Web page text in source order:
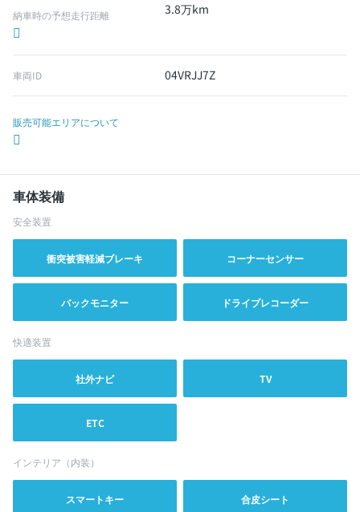
納車時の予想走行距離 3.8万km
車両ID 04VRJJ7Z
販売可能エリアについて
車体装備
安全装置
衝突被害軽減ブレーキ コーナーセンサー
バックモニター ドライブレコーダー
快適装置
社外ナビ TV
ETC
インテリア（内装）
スマートキー 合皮シート